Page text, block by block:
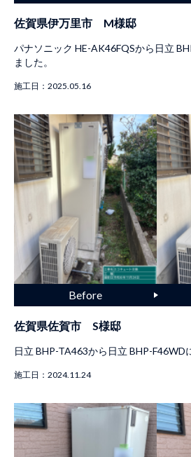
佐賀県伊万里市 M様邸
パナソニック HE-AK46FQSから日立
ました。
施工日： 2025.05.16
佐賀県佐賀市 S様邸
日立 BHP-TA463から日立 BHP-F46WD
施工日： 2024.11.24